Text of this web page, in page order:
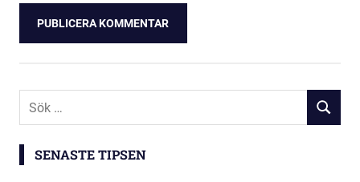
Sök
SÖK
SENASTE TIPSEN